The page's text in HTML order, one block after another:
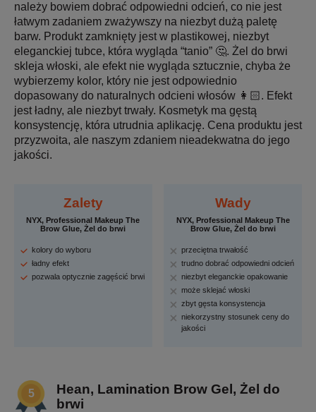
należy bowiem dobrać odpowiedni odcień, co nie jest
łatwym zadaniem zważywszy na niezbyt dużą paletę
barw. Produkt zamknięty jest w plastikowej, niezbyt
eleganckiej tubce, która wygląda “tanio” 🤔. Żel do brwi
skleja włoski, ale efekt nie wygląda sztucznie, chyba że
wybierzemy kolor, który nie jest odpowiednio
dopasowany do naturalnych odcieni włosów 👩🏻‍. Efekt
jest ładny, ale niezbyt trwały. Kosmetyk ma gęstą
konsystencję, która utrudnia aplikację. Cena produktu jest
przyzwoita, ale naszym zdaniem nieadekwatna do jego
jakości.
Zalety
NYX, Professional Makeup The
Brow Glue, Żel do brwi
kolory do wyboru
ładny efekt
pozwala optycznie zagęścić brwi
Wady
NYX, Professional Makeup The
Brow Glue, Żel do brwi
przeciętna trwałość
trudno dobrać odpowiedni odcień
niezbyt eleganckie opakowanie
może sklejać włoski
zbyt gęsta konsystencja
niekorzystny stosunek ceny do
jakości
Hean, Lamination Brow Gel, Żel do
brwi